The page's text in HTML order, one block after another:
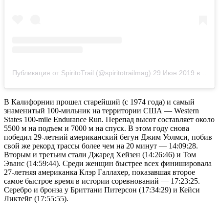
Публикация от SpiritoTrail (@spiritotrailmag) 29 Июн 2019 в 10:26 PDT
В Калифорнии прошел старейший (с 1974 года) и самый
знаменитый 100-мильник на территории США — Western
States 100-mile Endurance Run. Перепад высот составляет около
5500 м на подъем и 7000 м на спуск. В этом году снова
победил 29-летний американский бегун Джим Уолмси, побив
свой же рекорд трассы более чем на 20 минут — 14:09:28.
Вторым и третьим стали Джаред Хейзен (14:26:46) и Том
Эванс (14:59:44). Среди женщин быстрее всех финишировала
27-летняя американка Клэр Галлахер, показавшая второе
самое быстрое время в истории соревнований — 17:23:25.
Серебро и бронза у Бриттани Питерсон (17:34:29) и Кейси
Ликтейг (17:55:55).